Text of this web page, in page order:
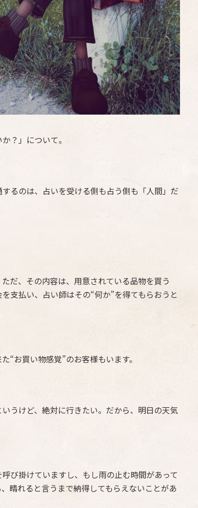
？」について。
るのは、占いを受ける側も占う側も「人間」だ
だ、その内容は、用意されている品物を買う
支払い、占い師はその“何か”を得てもらおうと
“お買い物感覚”のお客様もいます。
うけど、絶対に行きたい。だから、明日の天気
び掛けていますし、もし雨の止む時間があって
晴れると言うまで納得してもらえないことがあ